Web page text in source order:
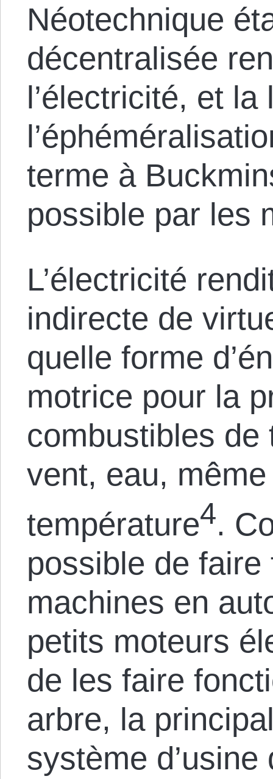
Néotechnique
décentralisée
l’électricité, et la
terme à
possible par les
L’électricité
indirecte de
quelle forme
motrice pour la
combustibles
vent, eau,
température4.
possible de
machines en
petits moteurs
de les faire
arbre, la
système d’usine